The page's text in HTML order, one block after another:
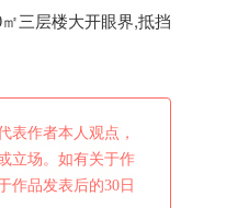
表作者本人观点，
立场。如有关于作
作品发表后的30日